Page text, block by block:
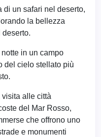
di un safari nel deserto,
la bellezza
in un campo
del cielo stellato più
alle città
del Mar Rosso,
che offrono uno
e monumenti